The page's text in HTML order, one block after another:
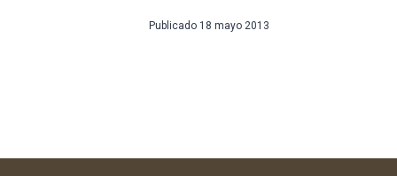
Publicado 18 mayo 2013